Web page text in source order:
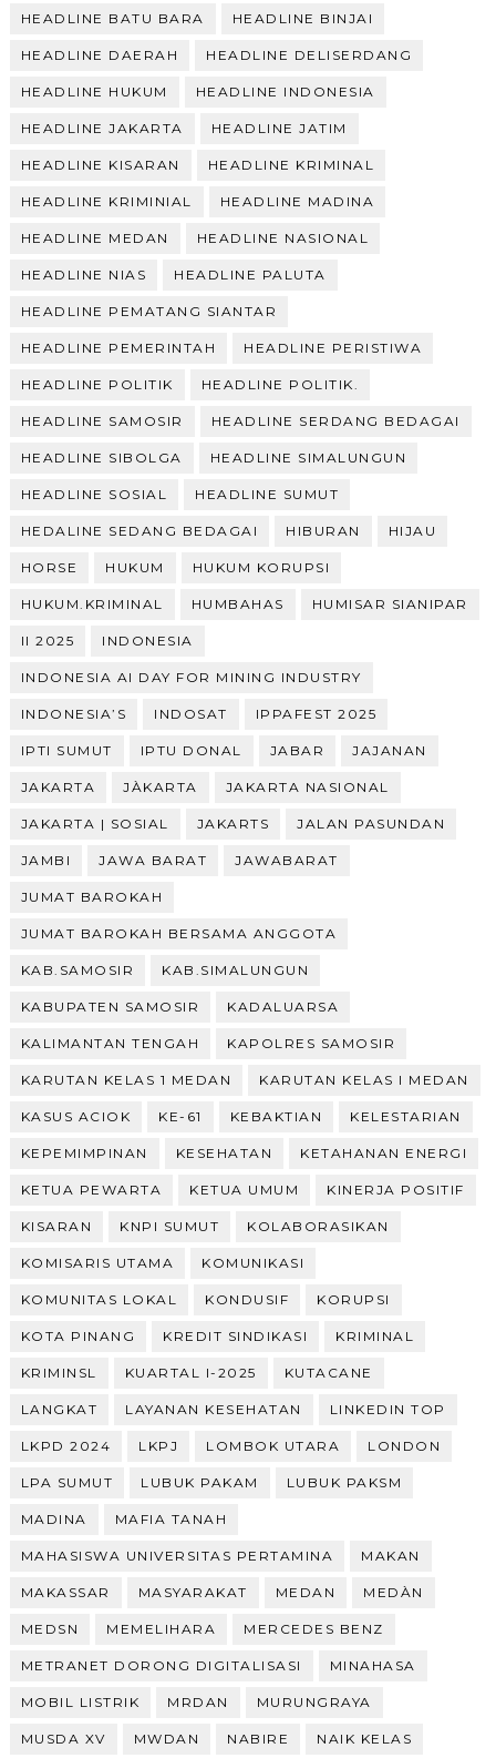
HEADLINE BATU BARA HEADLINE BINJAI
HEADLINE DAERAH HEADLINE DELISERDANG
HEADLINE HUKUM HEADLINE INDONESIA
HEADLINE JAKARTA HEADLINE JATIM
HEADLINE KISARAN HEADLINE KRIMINAL
HEADLINE KRIMINIAL HEADLINE MADINA
HEADLINE MEDAN HEADLINE NASIONAL
HEADLINE NIAS HEADLINE PALUTA
HEADLINE PEMATANG SIANTAR
HEADLINE PEMERINTAH HEADLINE PERISTIWA
HEADLINE POLITIK HEADLINE POLITIK.
HEADLINE SAMOSIR HEADLINE SERDANG BEDAGAI
HEADLINE SIBOLGA HEADLINE SIMALUNGUN
HEADLINE SOSIAL HEADLINE SUMUT
HEDALINE SEDANG BEDAGAI HIBURAN HIJAU
HORSE HUKUM HUKUM KORUPSI
HUKUM.KRIMINAL HUMBAHAS HUMISAR SIANIPAR
II 2025 INDONESIA
INDONESIA AI DAY FOR MINING INDUSTRY
INDONESIA’S INDOSAT IPPAFEST 2025
IPTI SUMUT IPTU DONAL JABAR JAJANAN
JAKARTA JÀKARTA JAKARTA NASIONAL
JAKARTA | SOSIAL JAKARTS JALAN PASUNDAN
JAMBI JAWA BARAT JAWABARAT
JUMAT BAROKAH
JUMAT BAROKAH BERSAMA ANGGOTA
KAB.SAMOSIR KAB.SIMALUNGUN
KABUPATEN SAMOSIR KADALUARSA
KALIMANTAN TENGAH KAPOLRES SAMOSIR
KARUTAN KELAS 1 MEDAN KARUTAN KELAS I MEDAN
KASUS ACIOK KE-61 KEBAKTIAN KELESTARIAN
KEPEMIMPINAN KESEHATAN KETAHANAN ENERGI
KETUA PEWARTA KETUA UMUM KINERJA POSITIF
KISARAN KNPI SUMUT KOLABORASIKAN
KOMISARIS UTAMA KOMUNIKASI
KOMUNITAS LOKAL KONDUSIF KORUPSI
KOTA PINANG KREDIT SINDIKASI KRIMINAL
KRIMINSL KUARTAL I-2025 KUTACANE
LANGKAT LAYANAN KESEHATAN LINKEDIN TOP
LKPD 2024 LKPJ LOMBOK UTARA LONDON
LPA SUMUT LUBUK PAKAM LUBUK PAKSM
MADINA MAFIA TANAH
MAHASISWA UNIVERSITAS PERTAMINA MAKAN
MAKASSAR MASYARAKAT MEDAN MEDÀN
MEDSN MEMELIHARA MERCEDES BENZ
METRANET DORONG DIGITALISASI MINAHASA
MOBIL LISTRIK MRDAN MURUNGRAYA
MUSDA XV MWDAN NABIRE NAIK KELAS